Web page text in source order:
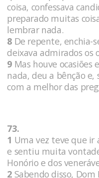
coisa, confessava
preparado muitas
lembrar nada.
8 De repente, enchia-
deixava admirados os
9 Mas houve ocasiões
nada, deu a bênção e,
com a melhor das
73.
1 Uma vez teve que ir
e sentiu muita
Honório e dos
2 Sabendo disso,